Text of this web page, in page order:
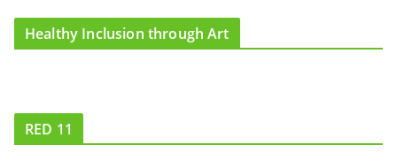
Healthy Inclusion through Art
RED 11